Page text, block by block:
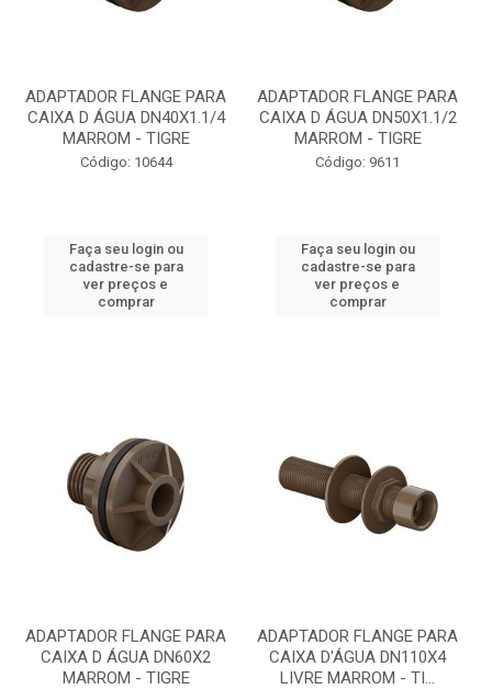
ADAPTADOR FLANGE PARA
CAIXA D ÁGUA DN40X1.1/4
MARROM - TIGRE
Código: 10644
Faça seu login ou
cadastre-se para
ver preços e
comprar
ADAPTADOR FLANGE PARA
CAIXA D ÁGUA DN50X1.1/2
MARROM - TIGRE
Código: 9611
Faça seu login ou
cadastre-se para
ver preços e
comprar
ADAPTADOR FLANGE PARA
CAIXA D ÁGUA DN60X2
MARROM - TIGRE
ADAPTADOR FLANGE PARA
CAIXA D'ÁGUA DN110X4
LIVRE MARROM - TI...